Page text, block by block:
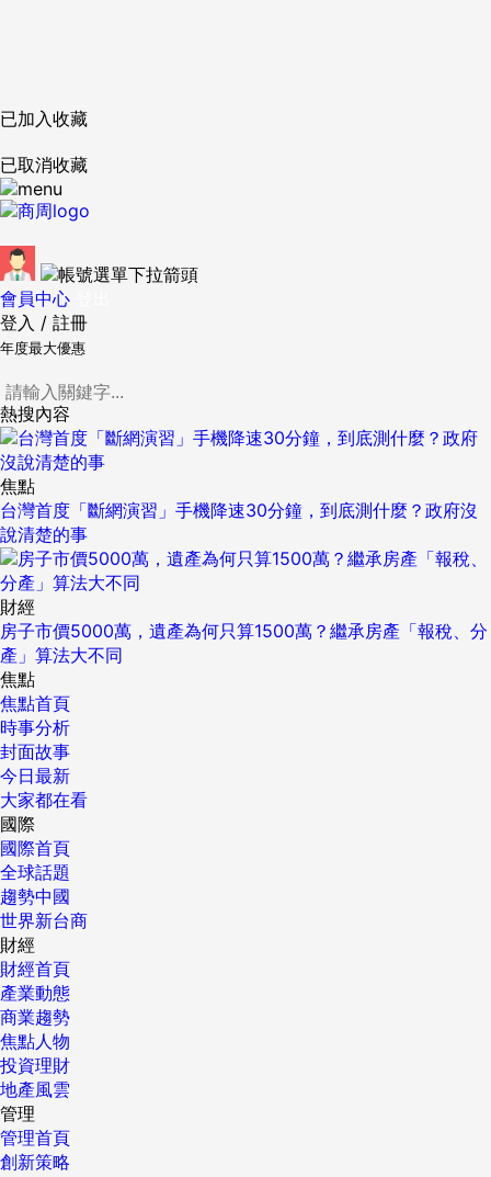
已加入收藏
已取消收藏
會員中心
登入 / 註冊
年度最大優惠
熱搜內容
焦點
台灣首度「斷網演習」手機降速30分鐘，到底測什麼？政府沒
說清楚的事
財經
房子市價5000萬，遺產為何只算1500萬？繼承房產「報稅、分
產」算法大不同
焦點
焦點首頁
時事分析
封面故事
今日最新
大家都在看
國際
國際首頁
全球話題
趨勢中國
世界新台商
財經
財經首頁
產業動態
商業趨勢
焦點人物
投資理財
地產風雲
管理
管理首頁
創新策略